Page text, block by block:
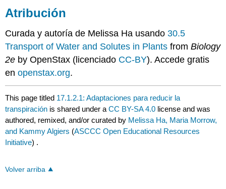
Atribución
Curada y autoría de Melissa Ha usando30.5
Transport of Water and Solutes in Plants fromBiology
2e by OpenStax (licenciado CC-BY). Accede gratis
enopenstax.org.
This page titled 17.1.2.1: Adaptaciones para reducir la
transpiración is shared under aCC BY-SA 4.0 license and was
authored, remixed, and/or curated by Melissa Ha, Maria Morrow,
and Kammy Algiers (ASCCC Open Educational Resources
Initiative) .
Volver arriba